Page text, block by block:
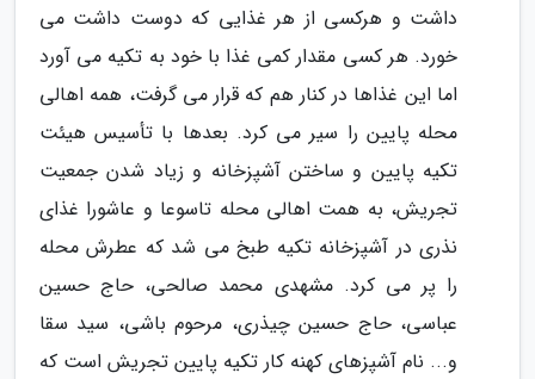
داشت و هرکسی از هر غذایی که دوست داشت می
خورد. هر کسی مقدار کمی غذا با خود به تکیه می آورد
اما این غذاها در کنار هم که قرار می گرفت، همه اهالی
محله پایین را سیر می کرد. بعدها با تأسیس هیئت
تکیه پایین و ساختن آشپزخانه و زیاد شدن جمعیت
تجریش، به همت اهالی محله تاسوعا و عاشورا غذای
نذری در آشپزخانه تکیه طبخ می شد که عطرش محله
را پر می کرد. مشهدی محمد صالحی، حاج حسین
عباسی، حاج حسین چیذری، مرحوم باشی، سید سقا
و... نام آشپزهای کهنه کار تکیه پایین تجریش است که